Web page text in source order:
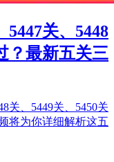
5447关、5448
？最新五关三
关、5449关、5450关
将为你详细解析这五